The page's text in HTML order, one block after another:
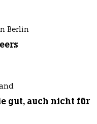
Berlin
gut, auch nicht für